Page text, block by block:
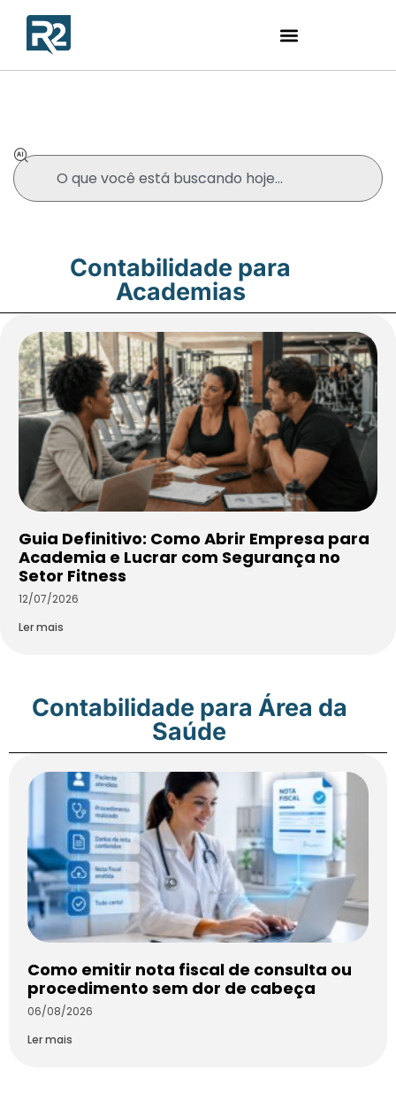
Contabilidade para
Academias
Guia Definitivo: Como Abrir Empresa para
Academia e Lucrar com Segurança no
Setor Fitness
12/07/2026
Ler mais
Contabilidade para Área da
Saúde
Como emitir nota fiscal de consulta ou
procedimento sem dor de cabeça
06/08/2026
Ler mais